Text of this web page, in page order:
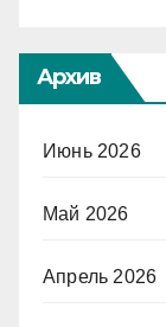
Архив
Июнь 2026
Май 2026
Апрель 2026